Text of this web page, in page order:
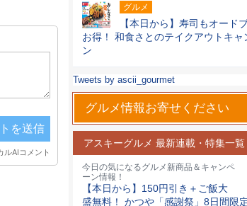
グルメ
【本日から】寿司もオード
お得！ 和食さとのテイクアウトキャ
ン
Tweets by ascii_gourmet
グルメ情報お寄せください
アスキーグルメ 最新連載・特集一覧
今日の気になるグルメ新商品＆キャンペ
ーン情報！
【本日から】150円引き＋ご飯大
盛無料！ かつや「感謝祭」8日間限